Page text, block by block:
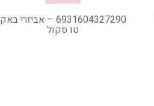
6931604327290 – אביזרי באק
טו סקול